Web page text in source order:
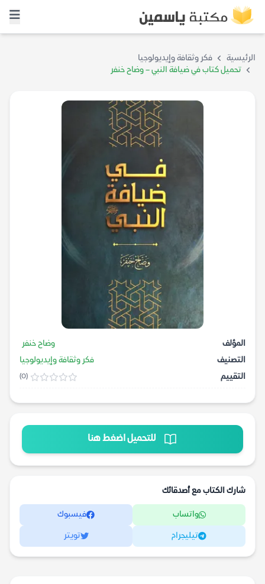
الرئيسية
فكر وثقافة وإيديولوجيا
تحميل كتاب في ضيافة النبي – وضاح خنفر
المؤلف
وضاح خنفر
التصنيف
فكر وثقافة وإيديولوجيا
التقييم
(0)
للتحميل اضغط هنا
شارك الكتاب مع أصدقائك
واتساب فيسبوك
تيليجرام تويتر